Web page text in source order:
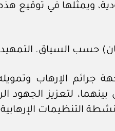
ويمثلها في توقيع
حسب السياق.
جرائم الإرهاب
لتعزيز الجهود
التنظيمات